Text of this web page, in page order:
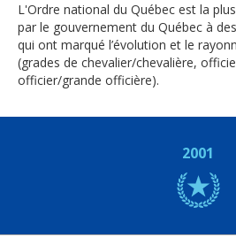
L'Ordre national du Québec est la
par le gouvernement du Québec à
qui ont marqué l’évolution et le
(grades de chevalier/chevalière,
officier/grande officière).
2001